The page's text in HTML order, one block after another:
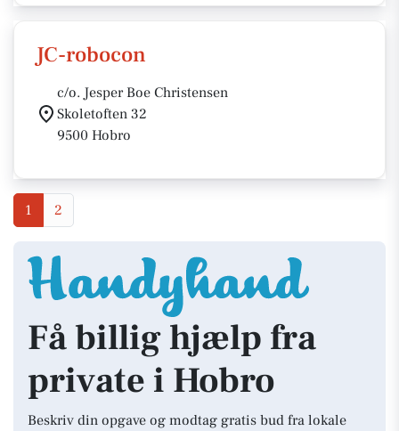
JC-robocon
c/o. Jesper Boe Christensen
Skoletoften 32
9500 Hobro
1 2
Få billig hjælp fra
private i Hobro
Beskriv din opgave og modtag gratis bud fra lokale